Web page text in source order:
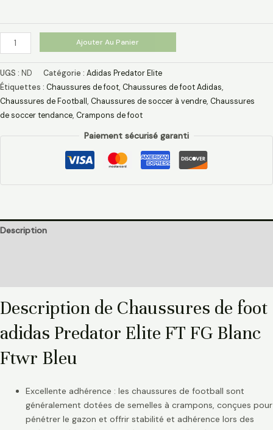
Ajouter Au Panier
UGS : ND Catégorie : Adidas Predator Elite
Étiquettes : Chaussures de foot, Chaussures de foot Adidas​,
Chaussures de Football , Chaussures de soccer à vendre, Chaussures
de soccer tendance, Crampons de foot
Paiement sécurisé garanti
Description
Description de Chaussures de foot
adidas Predator Elite FT FG Blanc
Ftwr Bleu
Excellente adhérence : les chaussures de football sont
généralement dotées de semelles à crampons, conçues pour
pénétrer le gazon et offrir stabilité et adhérence lors des